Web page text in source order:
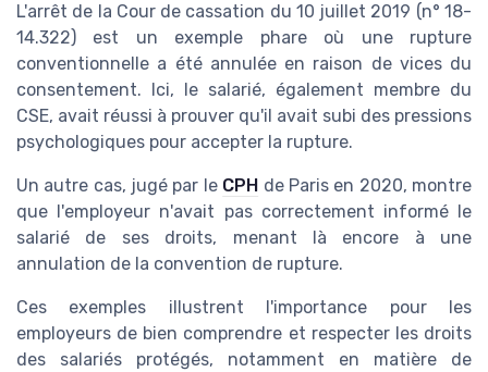
L'arrêt de la Cour de cassation du 10 juillet 2019 (n° 18-
14.322) est un exemple phare où une rupture
conventionnelle a été annulée en raison de vices du
consentement. Ici, le salarié, également membre du
CSE, avait réussi à prouver qu'il avait subi des pressions
psychologiques pour accepter la rupture.
Un autre cas, jugé par le CPH de Paris en 2020, montre
que l'employeur n'avait pas correctement informé le
salarié de ses droits, menant là encore à une
annulation de la convention de rupture.
Ces exemples illustrent l'importance pour les
employeurs de bien comprendre et respecter les droits
des salariés protégés, notamment en matière de